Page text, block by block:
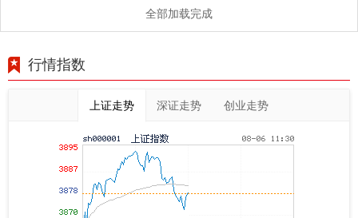
全部加载完成
行情指数
上证走势 深证走势 创业走势